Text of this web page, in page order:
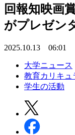
回報知映画
がプレゼン
2025.10.13 06:01
大学ニュース
教育カリキュ
学生の活動